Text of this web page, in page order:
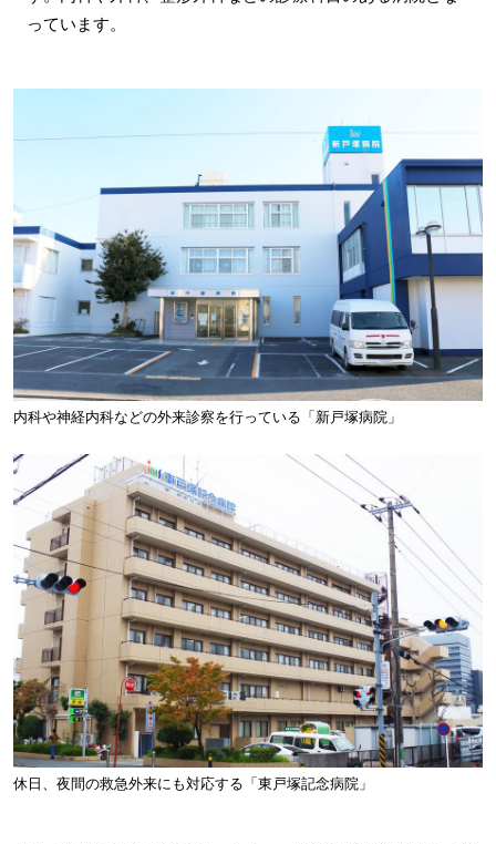
っています。
内科や神経内科などの外来診察を行っている「新戸塚病院」
休日、夜間の救急外来にも対応する「東戸塚記念病院」